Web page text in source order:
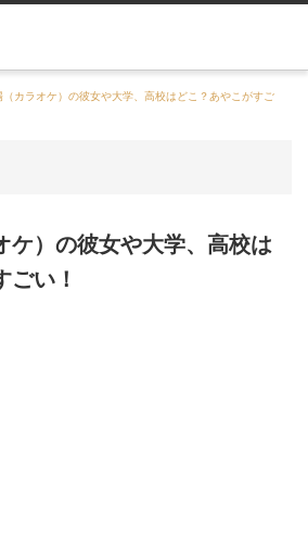
（カラオケ）の彼女や大学、高校はどこ？あやこがすご
ケ）の彼女や大学、高校は
ごい！